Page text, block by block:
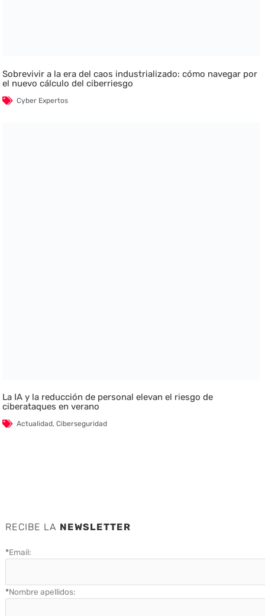
Sobrevivir a la era del caos industrializado: cómo navegar por
el nuevo cálculo del ciberriesgo
Cyber Expertos
La IA y la reducción de personal elevan el riesgo de
ciberataques en verano
Actualidad,Ciberseguridad
RECIBE LA NEWSLETTER
*Email:
*Nombre apellidos: